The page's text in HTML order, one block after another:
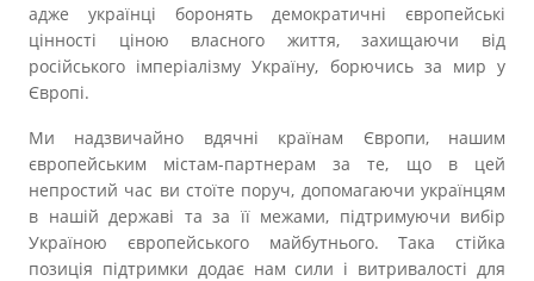
адже українці боронять демократичні європейські
цінності ціною власного життя, захищаючи від
російського імперіалізму Україну, борючись за мир у
Європі.
Ми надзвичайно вдячні країнам Європи, нашим
європейським містам-партнерам за те, що в цей
непростий час ви стоїте поруч, допомагаючи українцям
в нашій державі та за її межами, підтримуючи вибір
Україною європейського майбутнього. Така стійка
позиція підтримки додає нам сили і витривалості для